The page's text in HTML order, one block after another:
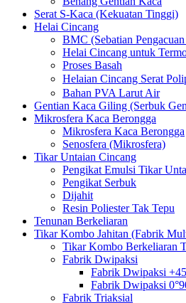
Serat S-Kaca (Kekuatan Tinggi)
Helai Cincang
BMC (Sebatian
Helai Cincang untuk
Proses Basah
Helaian Cincang Serat
Bahan PVA Larut Air
Gentian Kaca Giling (Serbuk
Mikrosfera Kaca Berongga
Mikrosfera Kaca Berongga
Senosfera (Mikrosfera)
Tikar Untaian Cincang
Pengikat Emulsi Tikar
Pengikat Serbuk
Dijahit
Resin Poliester Tak Tepu
Tenunan Berkeliaran
Tikar Kombo Jahitan (Fabrik
Tikar Kombo Berkeliaran
Fabrik Dwipaksi
Fabrik Dwipaksi
Fabrik Dwipaksi
Fabrik Triaksial